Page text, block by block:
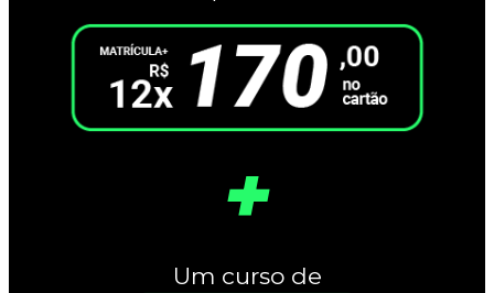
+
Um curso de